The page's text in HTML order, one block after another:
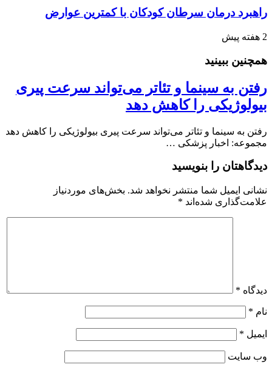
راهبرد درمان سرطان کودکان با کمترین عوارض
2 هفته پیش
همچنین ببینید
رفتن به سینما و تئاتر می‌تواند سرعت پیری
بیولوژیکی را کاهش دهد
رفتن به سینما و تئاتر می‌تواند سرعت پیری بیولوژیکی را کاهش دهد
مجموعه: اخبار پزشکی …
دیدگاهتان را بنویسید
نشانی ایمیل شما منتشر نخواهد شد. بخش‌های موردنیاز
علامت‌گذاری شده‌اند *
دیدگاه *
نام *
ایمیل *
وب‌ سایت